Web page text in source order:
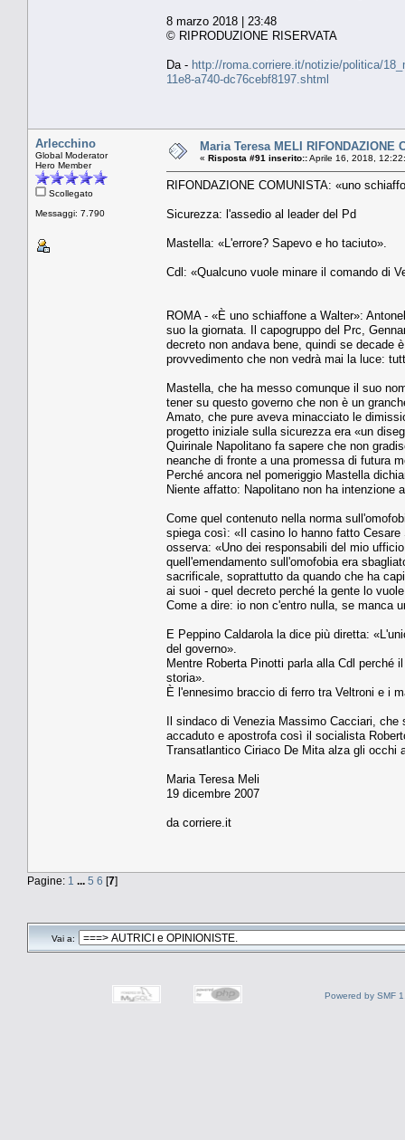
8 marzo 2018 | 23:48
© RIPRODUZIONE RISERVATA
Da - http://roma.corriere.it/notizie/politica/
11e8-a740-dc76cebf8197.shtml
Arlecchino
Global Moderator
Hero Member
Scollegato
Messaggi: 7.790
Maria Teresa MELI
« Risposta #91 inserito::Aprile 16, 2018,
RIFONDAZIONE COMUNISTA: «uno
Sicurezza: l'assedio al leader del Pd
Mastella: «L'errore? Sapevo e ho taciuto».
Cdl: «Qualcuno vuole minare il comando di
ROMA - «È uno schiaffone a Walter»:
suo la giornata. Il capogruppo del Prc,
decreto non andava bene, quindi se decade
provvedimento che non vedrà mai la luce:
Mastella, che ha messo comunque il suo
tener su questo governo che non è un
Amato, che pure aveva minacciato le
progetto iniziale sulla sicurezza era «un
Quirinale Napolitano fa sapere che non
neanche di fronte a una promessa di futura
Perché ancora nel pomeriggio Mastella
Niente affatto: Napolitano non ha intenzione
Come quel contenuto nella norma
spiega così: «Il casino lo hanno fatto
osserva: «Uno dei responsabili del mio
quell'emendamento sull'omofobia era
sacrificale, soprattutto da quando che ha
ai suoi - quel decreto perché la gente lo
Come a dire: io non c'entro nulla, se manca
E Peppino Caldarola la dice più diretta:
del governo».
Mentre Roberta Pinotti parla alla Cdl perché
storia».
È l'ennesimo braccio di ferro tra Veltroni e i
Il sindaco di Venezia Massimo Cacciari,
accaduto e apostrofa così il socialista
Transatlantico Ciriaco De Mita alza gli occhi
Maria Teresa Meli
19 dicembre 2007
da corriere.it
Pagine: 1 ... 5 6 [7]
Vai a:
Powered by SMF